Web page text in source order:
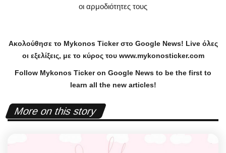
οι αρμοδιότητες τους
Ακολούθησε το Mykonos Tickerστο Google News! Liveόλες
οι εξελίξεις, με το κύρος του www.mykonosticker.com
Follow Mykonos Ticker on Google News to be the first to
learn all the new articles!
More on this story